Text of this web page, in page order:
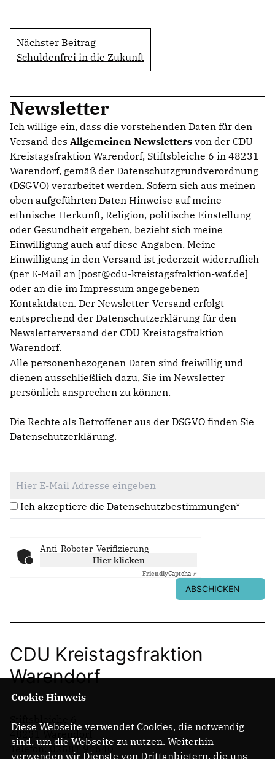
Nächster Beitrag
Schuldenfrei in die Zukunft
Newsletter
Ich willige ein, dass die vorstehenden Daten für den
Versand des Allgemeinen Newsletters von der CDU
Kreistagsfraktion Warendorf, Stiftsbleiche 6 in 48231
Warendorf, gemäß der Datenschutzgrundverordnung
(DSGVO) verarbeitet werden. Sofern sich aus meinen
oben aufgeführten Daten Hinweise auf meine
ethnische Herkunft, Religion, politische Einstellung
oder Gesundheit ergeben, bezieht sich meine
Einwilligung auch auf diese Angaben. Meine
Einwilligung in den Versand ist jederzeit widerruflich
(per E-Mail an [post@cdu-kreistagsfraktion-waf.de]
oder an die im Impressum angegebenen
Kontaktdaten. Der Newsletter-Versand erfolgt
entsprechend der Datenschutzerklärung für den
Newsletterversand der CDU Kreistagsfraktion
Warendorf.
Alle personenbezogenen Daten sind freiwillig und
dienen ausschließlich dazu, Sie im Newsletter
persönlich ansprechen zu können.
Die Rechte als Betroffener aus der DSGVO finden Sie
Datenschutzerklärung.
Ich akzeptiere die Datenschutzbestimmungen*
Anti-Roboter-Verifizierung
Hier klicken
FriendlyCaptcha ⇗
ABSCHICKEN
CDU Kreistagsfraktion
Warendorf
48231 Warendorf
Telefon: 02581 94640
Cookie Hinweis
Diese Webseite verwendet Cookies, die notwendig
sind, um die Webseite zu nutzen. Weiterhin
verwenden wir Dienste von Drittanbietern, die uns